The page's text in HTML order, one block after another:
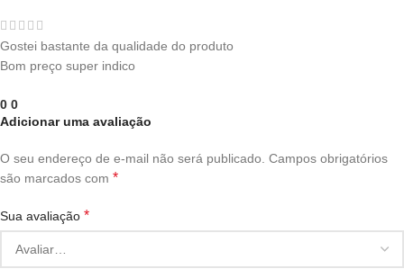
Gostei bastante da qualidade do produto
Bom preço super indico
0 0
Adicionar uma avaliação
O seu endereço de e-mail não será publicado. Campos obrigatórios
são marcados com *
Sua avaliação *